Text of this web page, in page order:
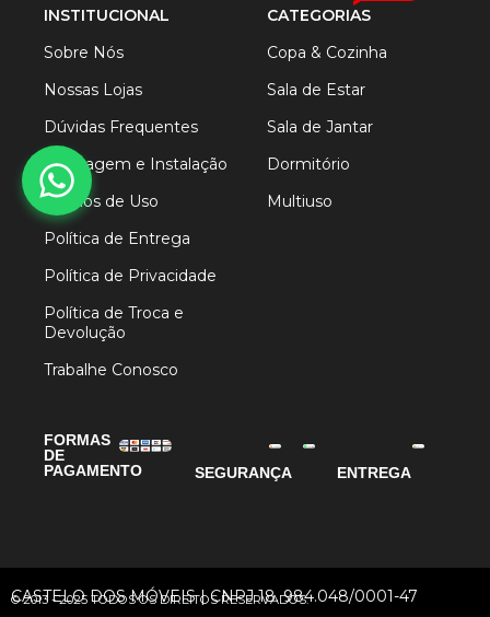
INSTITUCIONAL
Sobre Nós
Nossas Lojas
Dúvidas Frequentes
Montagem e Instalação
Termos de Uso
Política de Entrega
Política de Privacidade
Política de Troca e
Devolução
Trabalhe Conosco
CATEGORIAS
Copa & Cozinha
Sala de Estar
Sala de Jantar
Dormitório
Multiuso
FORMAS
DE
PAGAMENTO
SEGURANÇA ENTREGA
CASTELO DOS MÓVEIS | CNPJ 18. 984.048/0001-47
© 2013 - 2025 TODOS OS DIREITOS RESERVADOS.